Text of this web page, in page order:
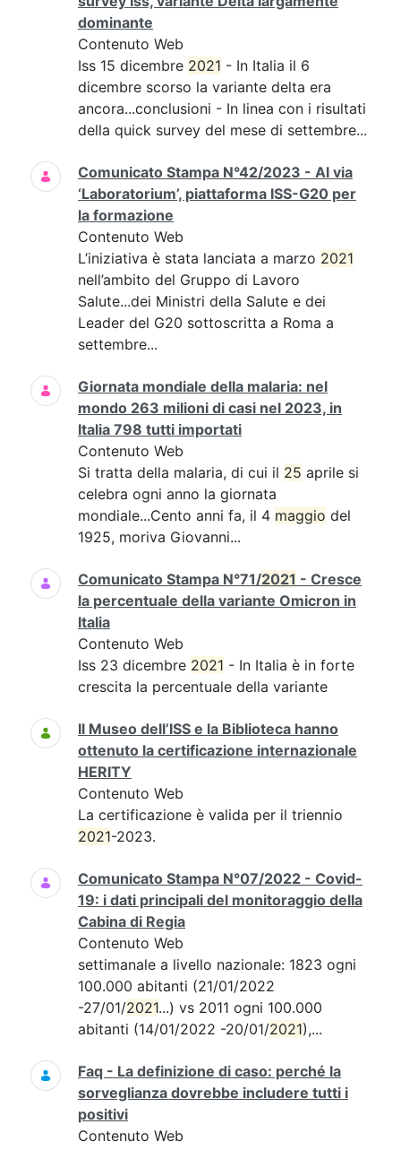
dominante
Contenuto Web
Iss 15 dicembre 2021 - In Italia il 6
dicembre scorso la variante delta era
ancora...conclusioni - In linea con i risultati
della quick survey del mese di settembre...
Comunicato Stampa N°42/2023 - Al via
‘Laboratorium’, piattaforma ISS-G20 per
la formazione
Contenuto Web
L’iniziativa è stata lanciata a marzo 2021
nell’ambito del Gruppo di Lavoro
Salute...dei Ministri della Salute e dei
Leader del G20 sottoscritta a Roma a
settembre...
Giornata mondiale della malaria: nel
mondo 263 milioni di casi nel 2023, in
Italia 798 tutti importati
Contenuto Web
Si tratta della malaria, di cui il 25 aprile si
celebra ogni anno la giornata
mondiale...Cento anni fa, il 4 maggio del
1925, moriva Giovanni...
Comunicato Stampa N°71/2021 - Cresce
la percentuale della variante Omicron in
Italia
Contenuto Web
Iss 23 dicembre 2021 - In Italia è in forte
crescita la percentuale della variante
Il Museo dell’ISS e la Biblioteca hanno
ottenuto la certificazione internazionale
HERITY
Contenuto Web
La certificazione è valida per il triennio
2021-2023.
Comunicato Stampa N°07/2022 - Covid-
19: i dati principali del monitoraggio della
Cabina di Regia
Contenuto Web
settimanale a livello nazionale: 1823 ogni
100.000 abitanti (21/01/2022
-27/01/2021...) vs 2011 ogni 100.000
abitanti (14/01/2022 -20/01/2021),...
Faq - La definizione di caso: perché la
sorveglianza dovrebbe includere tutti i
positivi
Contenuto Web